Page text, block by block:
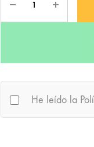
He leído la